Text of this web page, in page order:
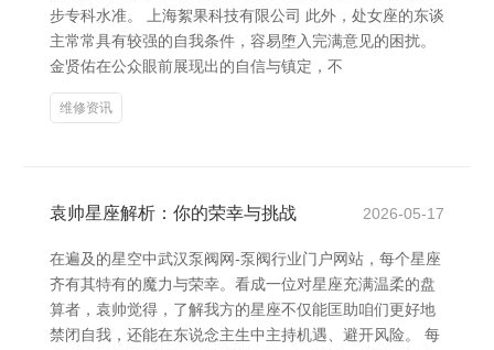
步专科水准。 上海絮果科技有限公司 此外，处女座的东谈
主常常具有较强的自我条件，容易堕入完满意见的困扰。
金贤佑在公众眼前展现出的自信与镇定，不
维修资讯
袁帅星座解析：你的荣幸与挑战 2026-05-17
在遍及的星空中武汉泵阀网-泵阀行业门户网站，每个星座
齐有其特有的魔力与荣幸。看成一位对星座充满温柔的盘
算者，袁帅觉得，了解我方的星座不仅能匡助咱们更好地
禁闭自我，还能在东说念主生中主持机遇、避开风险。 每